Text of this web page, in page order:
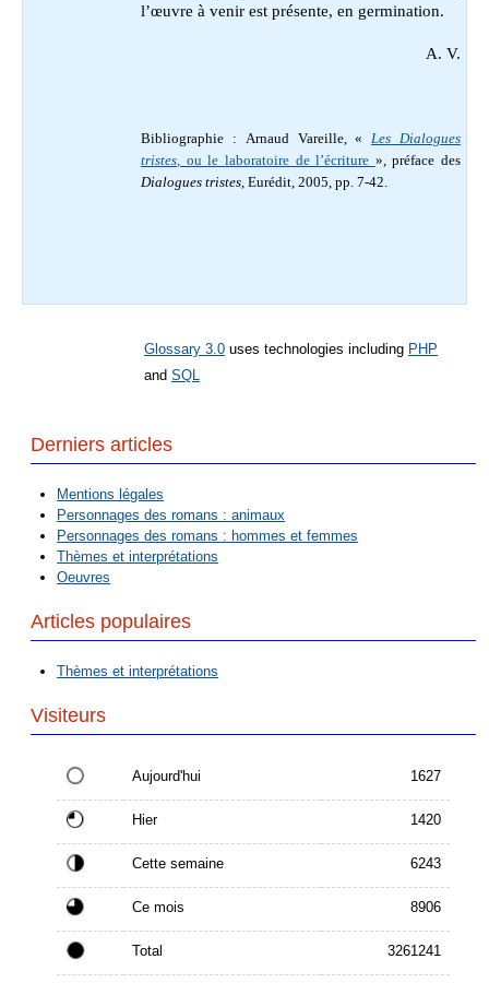
l’œuvre à venir est présente, en germination.
A. V.
Bibliographie : Arnaud Vareille, «Les Dialogues
tristes, ou le laboratoire de l’écriture », préface des
Dialogues tristes, Eurédit, 2005, pp. 7-42.
Glossary 3.0 uses technologies including PHP
and SQL
Derniers articles
Mentions légales
Personnages des romans : animaux
Personnages des romans : hommes et femmes
Thèmes et interprétations
Oeuvres
Articles populaires
Thèmes et interprétations
Visiteurs
Aujourd'hui 1627
Hier 1420
Cette semaine 6243
Ce mois 8906
Total 3261241